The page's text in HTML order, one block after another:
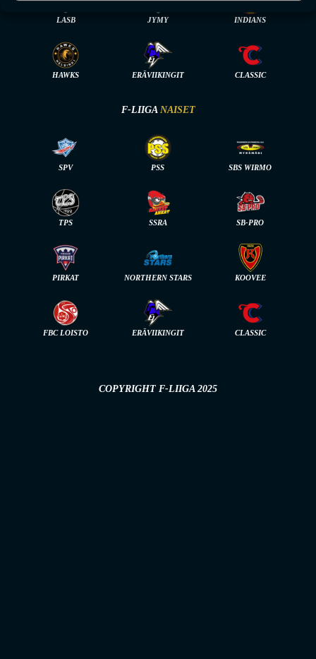
LASB JYMY INDIANS
HAWKS ERÄVIIKINGIT CLASSIC
F-LIIGA NAISET
SPV PSS SBS WIRMO
TPS SSRA SB-PRO
PIRKAT NORTHERN STARS KOOVEE
FBC LOISTO ERÄVIIKINGIT CLASSIC
COPYRIGHT F-LIIGA 2025